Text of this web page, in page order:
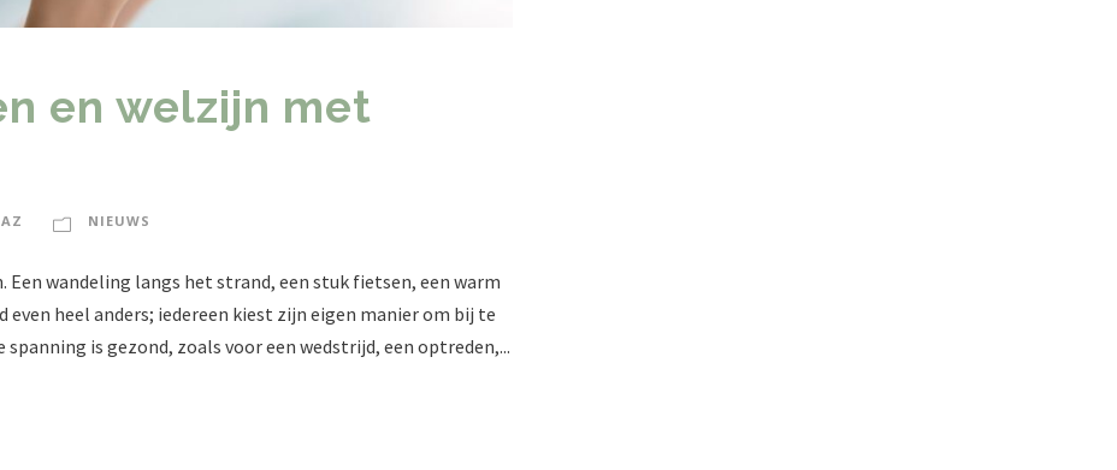
en welzijn met
NIEUWS
wandeling langs het strand, een stuk fietsen, een warm
even heel anders; iedereen kiest zijn eigen manier om bij te
is gezond, zoals voor een wedstrijd, een optreden,...